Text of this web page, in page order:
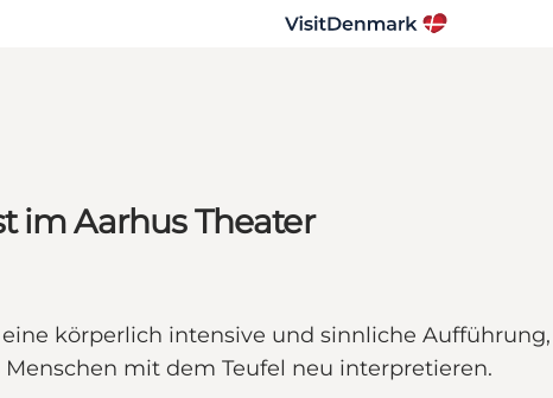
im Aarhus Theater
körperlich intensive und sinnliche
mit dem Teufel neu interpretieren.